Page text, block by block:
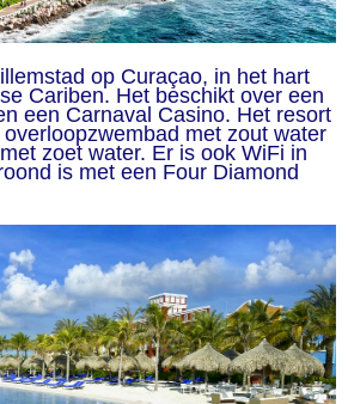
op Curaçao, in het hart
Cariben. Het beschikt over een
een Carnaval Casino. Het resort
met zout water
zoet water. Er is ook WiFi in
is met een Four Diamond